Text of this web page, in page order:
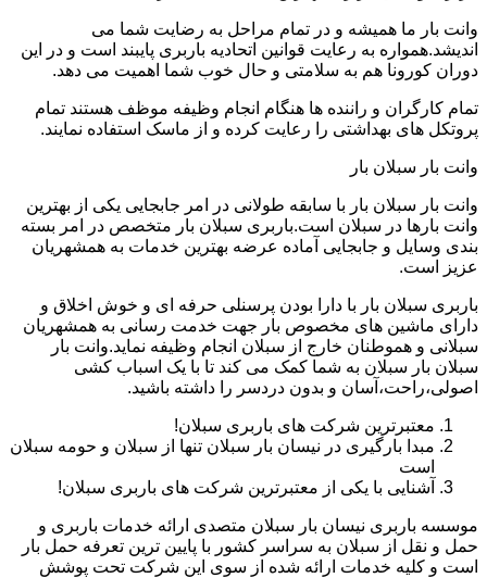
وانت بار ما همیشه و در تمام مراحل به رضایت شما می
اندیشد.همواره به رعایت قوانین اتحادیه باربری پایبند است و در این
دوران کورونا هم به سلامتی و حال خوب شما اهمیت می دهد.
تمام کارگران و راننده ها هنگام انجام وظیفه موظف هستند تمام
پروتکل های بهداشتی را رعایت کرده و از ماسک استفاده نمایند.
وانت بار سبلان بار
وانت بار سبلان بار با سابقه طولانی در امر جابجایی یکی از بهترین
وانت بارها در سبلان است.باربری سبلان بار متخصص در امر بسته
بندی وسایل و جابجایی آماده عرضه بهترین خدمات به همشهریان
عزیز است.
باربری سبلان بار با دارا بودن پرسنلی حرفه ای و خوش اخلاق و
دارای ماشین های مخصوص بار جهت خدمت رسانی به همشهریان
سبلانی و هموطنان خارج از سبلان انجام وظیفه نماید.وانت بار
سبلان بار سبلان به شما کمک می کند تا با یک اسباب کشی
اصولی،راحت،آسان و بدون دردسر را داشته باشید.
معتبرترین شرکت های باربری سبلان!
مبدا بارگیری در نیسان بار سبلان تنها از سبلان و حومه سبلان
است
آشنایی با یکی از معتبرترین شرکت های باربری سبلان!
موسسه باربری نیسان بار سبلان متصدی ارائه خدمات باربری و
حمل و نقل از سبلان به سراسر کشور با پایین ترین تعرفه حمل بار
است و کلیه خدمات ارائه شده از سوی این شرکت تحت پوشش